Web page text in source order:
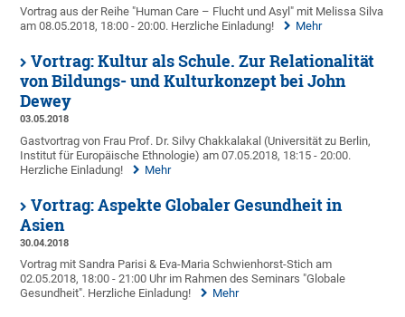
Vortrag aus der Reihe "Human Care – Flucht und Asyl" mit Melissa Silva
am 08.05.2018, 18:00 - 20:00. Herzliche Einladung!
Mehr
Vortrag: Kultur als Schule. Zur Relationalität
von Bildungs- und Kulturkonzept bei John
Dewey
03.05.2018
Gastvortrag von Frau Prof. Dr. Silvy Chakkalakal (Universität zu Berlin,
Institut für Europäische Ethnologie) am 07.05.2018, 18:15 - 20:00.
Herzliche Einladung!
Mehr
Vortrag: Aspekte Globaler Gesundheit in
Asien
30.04.2018
Vortrag mit Sandra Parisi & Eva-Maria Schwienhorst-Stich am
02.05.2018, 18:00 - 21:00 Uhr im Rahmen des Seminars "Globale
Gesundheit". Herzliche Einladung!
Mehr